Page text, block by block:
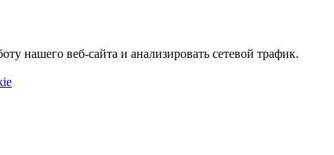
нашего веб-сайта и анализировать сетевой трафик.